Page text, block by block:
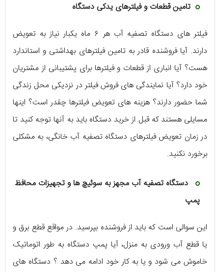
تامین قطعات و فیلترهای یدکی دستگاه
فیلتر های دستگاه تصفیه آب هر ۶ ماه یکبار نیاز به تعویض
دارند. آیا فروشنده قادر به تامین فیلترهای بهداشتی و استاندارد
هست؟ آیا انباری از قطعات و فیلترها برای پشتیبانی از مشتریان
خود دارد؟ آیا نمایندگی های فروش فیلتر در نزدیکی محل زندگی
شما حضور دارند؟ هزینه های تعویض فیلترها چقدر است؟ اینها
مسایلی هستند که قبل از خرید دستگاه باید به آنها توجه کنید تا
در زمان تعویض فیلترهای دستگاه تصفیه آب خانگی، به مشکلی
برخورد نکنید.
دستگاه تصفیه آب مجهز به سوئیچ ها و تجهیزات محافظ
پمپ
این سوالی است که باید از فروشنده بپرسید. در مواقع قطع برق و
یا قطع آب ورودی به منزل، آیا پمپ دستگاه به طور اتوماتیک
خاموش می شود و یا به کار خود ادامه می دهد ؟ دستگاه های